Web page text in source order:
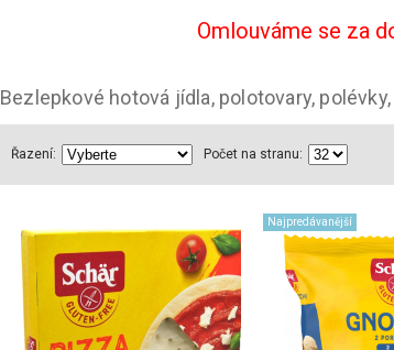
Omlouváme se za
Bezlepkové hotová jídla, polotovary,
Řazení: Počet na stranu:
Najpredávanější